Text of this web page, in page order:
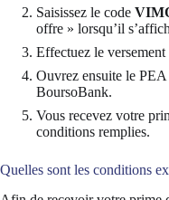
Saisissez le code
offre » lorsqu’il
Effectuez le versement
Ouvrez ensuite le PEA
BoursoBank.
Vous recevez votre
conditions remplies.
Quelles sont les conditions